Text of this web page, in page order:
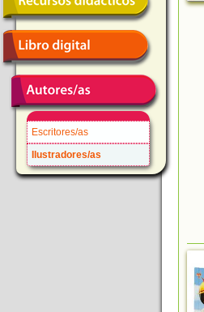
Escritores/as
Ilustradores/as